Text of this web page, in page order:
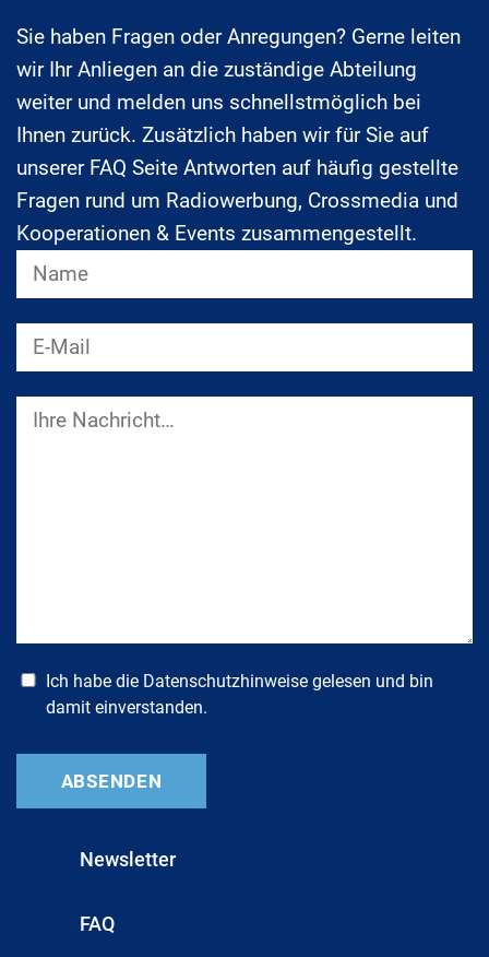
Sie haben Fragen oder Anregungen? Gerne leiten
wir Ihr Anliegen an die zuständige Abteilung
weiter und melden uns schnellstmöglich bei
Ihnen zurück. Zusätzlich haben wir für Sie auf
unserer FAQ Seite Antworten auf häufig gestellte
Fragen rund um Radiowerbung, Crossmedia und
Kooperationen & Events zusammengestellt.
Ich habe die Datenschutzhinweise gelesen und bin
damit einverstanden.
Newsletter
FAQ